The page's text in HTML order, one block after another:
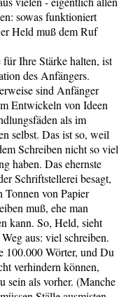
sowas funktioniert
Held muß dem Ruf
für Ihre Stärke halten, ist
des Anfängers.
sind Anfänger
Entwickeln von Ideen
als im
selbst. Das ist so, weil
Schreiben nicht so viel
haben. Das ehernste
Schriftstellerei besagt,
Tonnen von Papier
muß, ehe man
kann. So, Held, sieht
aus: viel schreiben.
100.000 Wörter, und Du
verhindern können,
sein als vorher. (Manche